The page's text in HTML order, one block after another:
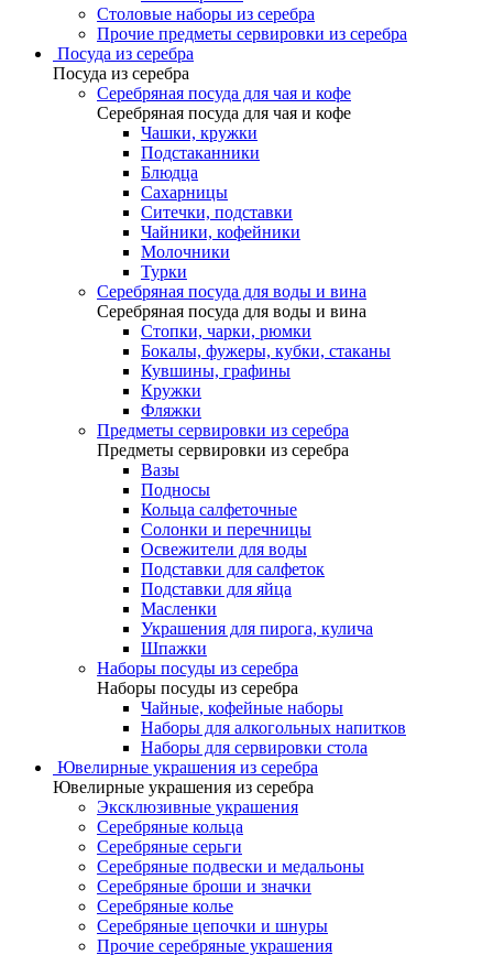
Столовые наборы из серебра
Прочие предметы сервировки из серебра
Посуда из серебра
Посуда из серебра
Серебряная посуда для чая и кофе
Серебряная посуда для чая и кофе
Чашки, кружки
Подстаканники
Блюдца
Сахарницы
Ситечки, подставки
Чайники, кофейники
Молочники
Турки
Серебряная посуда для воды и вина
Серебряная посуда для воды и вина
Стопки, чарки, рюмки
Бокалы, фужеры, кубки, стаканы
Кувшины, графины
Кружки
Фляжки
Предметы сервировки из серебра
Предметы сервировки из серебра
Вазы
Подносы
Кольца салфеточные
Солонки и перечницы
Освежители для воды
Подставки для салфеток
Подставки для яйца
Масленки
Украшения для пирога, кулича
Шпажки
Наборы посуды из серебра
Наборы посуды из серебра
Чайные, кофейные наборы
Наборы для алкогольных напитков
Наборы для сервировки стола
Ювелирные украшения из серебра
Ювелирные украшения из серебра
Эксклюзивные украшения
Серебряные кольца
Серебряные серьги
Серебряные подвески и медальоны
Серебряные броши и значки
Серебряные колье
Серебряные цепочки и шнуры
Прочие серебряные украшения